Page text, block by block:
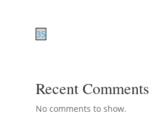
35
Recent Comments
No comments to show.